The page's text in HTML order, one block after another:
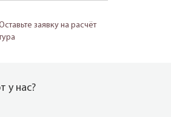
заявку на расчёт
у нас?